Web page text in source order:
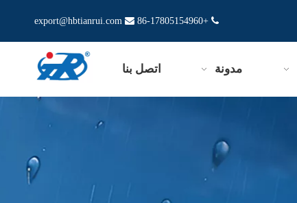

+86-17805154960

export@hbtianrui.com
مدونة اتصل بنا